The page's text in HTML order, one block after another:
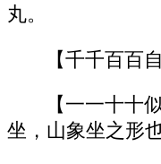
丸。
【千千百百
【一一十十
坐，山象坐之形也